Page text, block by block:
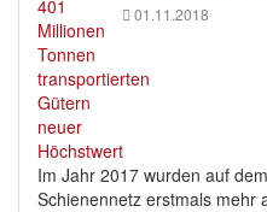
01.11.2018
Im Jahr 2017 wurden auf
Schienennetz erstmals mehr